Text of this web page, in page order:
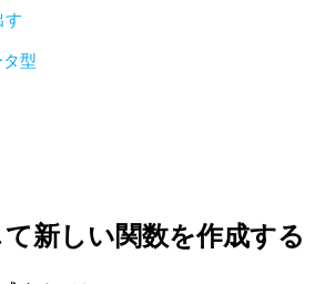
す
型
新しい関数を作成する